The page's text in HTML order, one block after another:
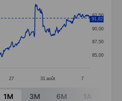
points.
categories.
displaying values. Data
27 31 août 7
85,00
87,50
90,00
92,50
91,82
1M 3M 6M 1A